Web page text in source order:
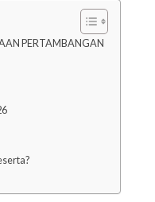
PERTAMBANGAN